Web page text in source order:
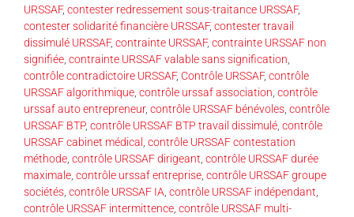
URSSAF, contester redressement sous-traitance URSSAF,
contester solidarité financière URSSAF, contester travail
dissimulé URSSAF, contrainte URSSAF, contrainte URSSAF non
signifiée contrainte URSSAF valable sans signification
contrôle contradictoire URSSAF, Contrôle URSSAF, contrôle
URSSAF algorithmique contrôle urssaf association contrôle
urssaf auto entrepreneur, contrôle URSSAF bénévoles contrôle
URSSAF BTP, contrôle URSSAF BTP travail dissimulé contrôle
URSSAF cabinet médical contrôle URSSAF contestation
méthode contrôle URSSAF dirigeant contrôle URSSAF durée
maximale contrôle urssaf entreprise contrôle URSSAF groupe
sociétés contrôle URSSAF IA contrôle URSSAF indépendant
contrôle URSSAF intermittence contrôle URSSAF multi-